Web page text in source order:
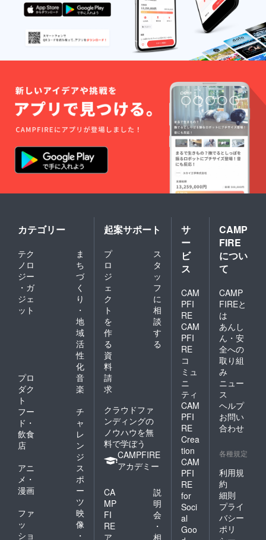
カテゴリー
テク
ノロ
ジー
・ガ
ジェ
ット
ま
ち
づ
く
り
・
地
域
活
性
化
プロ
ダク
ト
音
楽
フー
ド・
飲食
店
チ
ャ
レ
ン
ジ
アニ
メ・
漫画
ス
ポ
ー
ツ
ファ
ッ
ショ
映
像
・
起案サポート
プ
ロ
ジ
ェ
ク
ト
を
作
る
ス
タ
ッ
フ
に
相
談
す
る
資
料
請
求
クラウドファ
ンディングの
ノウハウを無
料で学ぼう
CAMPFIRE
アカデミー
CA
MP
FI
RE
ア
説
明
会
・
相
サ
ー
ビ
ス
CAM
PFI
RE
CAM
PFI
RE
コ
ミュ
ニ
ティ
CAM
PFI
RE
Crea
tion
CAM
PFI
RE
for
Soci
al
Goo
CAMP
FIRE
につい
て
CAMP
FIREと
は
あんし
ん・安
全への
取り組
み
ニュー
ス
ヘルプ
お問い
合わせ
各種規定
利用規
約
細則
プライ
バシー
ポリ